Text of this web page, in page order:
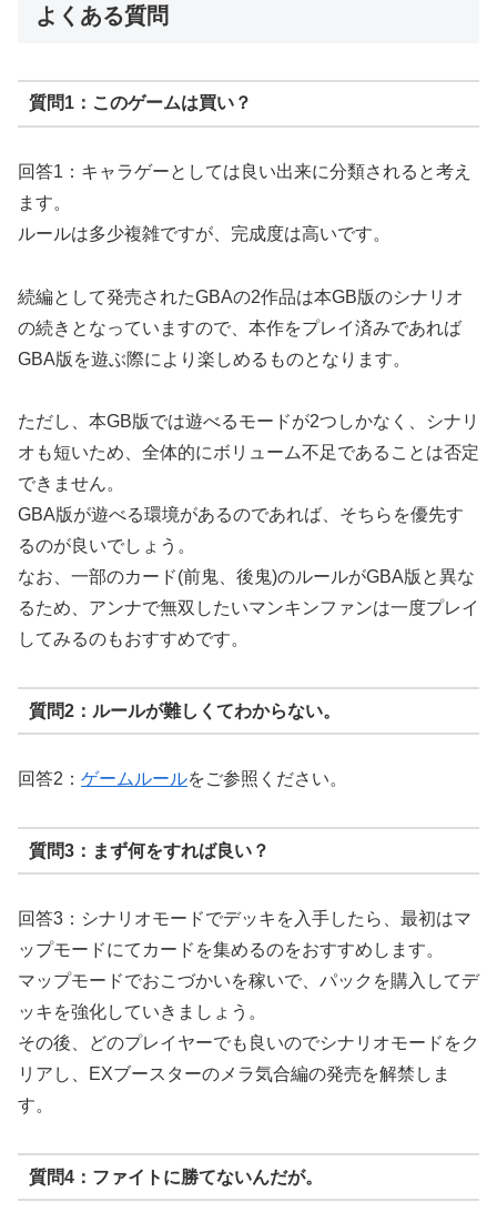
よくある質問
質問1：このゲームは買い？
回答1：キャラゲーとしては良い出来に分類されると考え
ます。
ルールは多少複雑ですが、完成度は高いです。
続編として発売されたGBAの2作品は本GB版のシナリオ
の続きとなっていますので、本作をプレイ済みであれば
GBA版を遊ぶ際により楽しめるものとなります。
ただし、本GB版では遊べるモードが2つしかなく、シナリ
オも短いため、全体的にボリューム不足であることは否定
できません。
GBA版が遊べる環境があるのであれば、そちらを優先す
るのが良いでしょう。
なお、一部のカード(前鬼、後鬼)のルールがGBA版と異な
るため、アンナで無双したいマンキンファンは一度プレイ
してみるのもおすすめです。
質問2：ルールが難しくてわからない。
回答2： ゲームルールをご参照ください。
質問3：まず何をすれば良い？
回答3：シナリオモードでデッキを入手したら、最初はマ
ップモードにてカードを集めるのをおすすめします。
マップモードでおこづかいを稼いで、パックを購入してデ
ッキを強化していきましょう。
その後、どのプレイヤーでも良いのでシナリオモードをク
リアし、EXブースターのメラ気合編の発売を解禁しま
す。
質問4：ファイトに勝てないんだが。